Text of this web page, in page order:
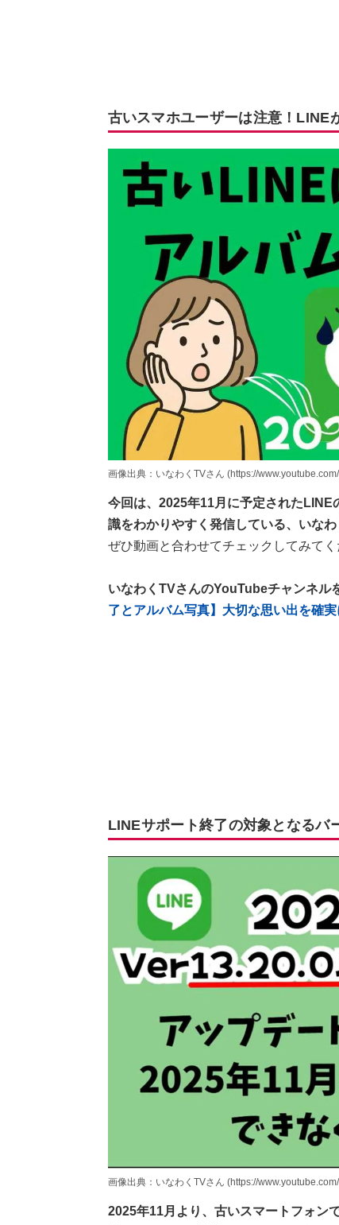
古いスマホユーザーは注意！LINE
画像出典：いなわくTVさん (https://
今回は、2025年11月に予定された
識をわかりやすく発信している、いな
ぜひ動画と合わせてチェックしてみてく
いなわくTVさんのYouTubeチャンネル
了とアルバム写真】大切な思い出を確
LINEサポート終了の対象となるバ
画像出典：いなわくTVさん (https://
2025年11月より、古いスマートフォン